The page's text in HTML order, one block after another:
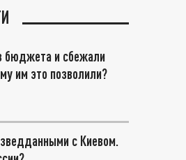
бюджета и сбежали
им это позволили?
с Киевом.